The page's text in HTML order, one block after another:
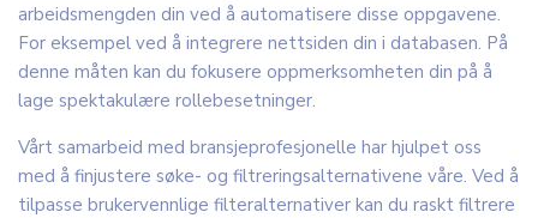
arbeidsmengden din ved å automatisere disse oppgavene.
For eksempel ved å integrere nettsiden din i databasen. På
denne måten kan du fokusere oppmerksomheten din på å
lage spektakulære rollebesetninger.
Vårt samarbeid med bransjeprofesjonelle har hjulpet oss
med å finjustere søke- og filtreringsalternativene våre. Ved å
tilpasse brukervennlige filteralternativer kan du raskt filtrere